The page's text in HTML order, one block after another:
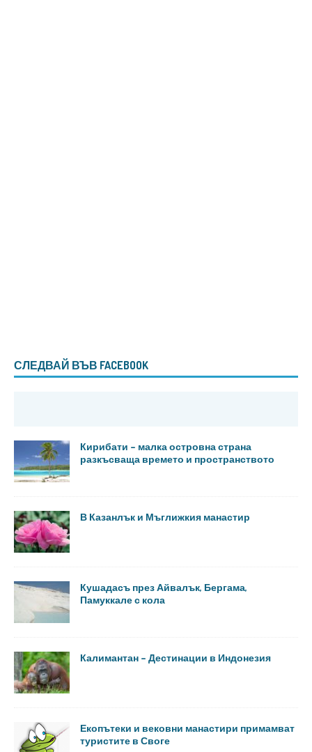
СЛЕДВАЙ ВЪВ FACEBOOK
Кирибати – малка островна страна
разкъсваща времето и пространството
В Казанлък и Мъглижкия манастир
Кушадасъ през Айвалък, Бергама,
Памуккале с кола
Калимантан – Дестинации в Индонезия
Екопътеки и вековни манастири примамват
туристите в Своге